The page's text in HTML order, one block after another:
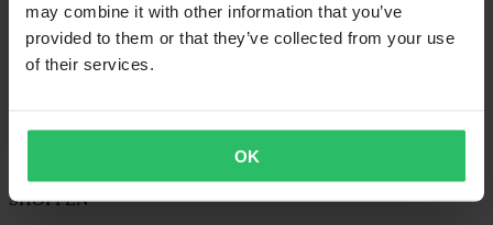
may combine it with other information that you’ve
provided to them or that they’ve collected from your use
of their services.
OK
Gevolmachtigde vertegenwoordiger: Göran Dahlin
Btw-registratienummer: OSS VAT NO SE556763159201
SHOPPEN